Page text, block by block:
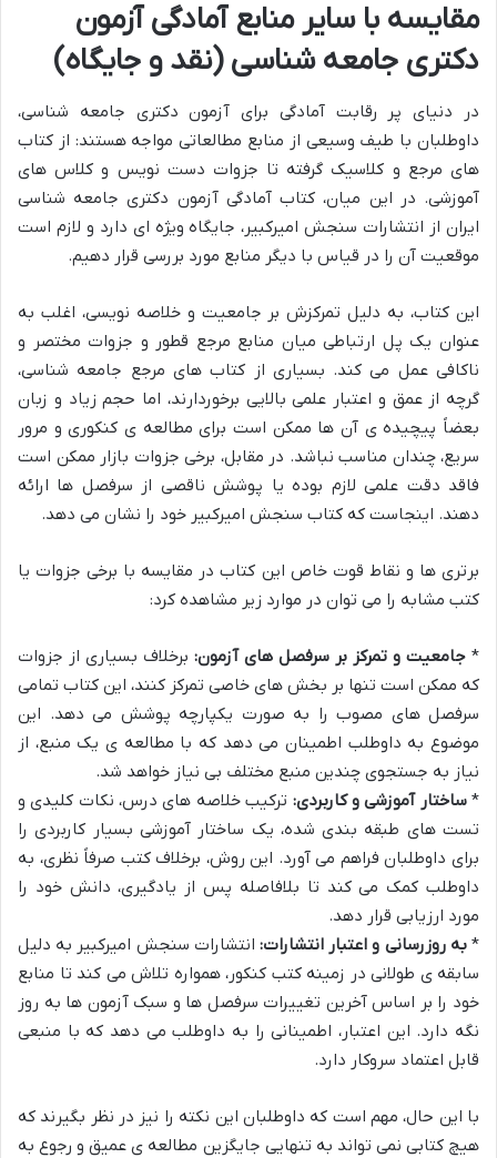
مقایسه با سایر منابع آمادگی آزمون
دکتری جامعه شناسی (نقد و جایگاه)
در دنیای پر رقابت آمادگی برای آزمون دکتری جامعه شناسی،
داوطلبان با طیف وسیعی از منابع مطالعاتی مواجه هستند: از کتاب
های مرجع و کلاسیک گرفته تا جزوات دست نویس و کلاس های
آموزشی. در این میان، کتاب آمادگی آزمون دکتری جامعه شناسی
ایران از انتشارات سنجش امیرکبیر، جایگاه ویژه ای دارد و لازم است
موقعیت آن را در قیاس با دیگر منابع مورد بررسی قرار دهیم.
این کتاب، به دلیل تمرکزش بر جامعیت و خلاصه نویسی، اغلب به
عنوان یک پل ارتباطی میان منابع مرجع قطور و جزوات مختصر و
ناکافی عمل می کند. بسیاری از کتاب های مرجع جامعه شناسی،
گرچه از عمق و اعتبار علمی بالایی برخوردارند، اما حجم زیاد و زبان
بعضاً پیچیده ی آن ها ممکن است برای مطالعه ی کنکوری و مرور
سریع، چندان مناسب نباشد. در مقابل، برخی جزوات بازار ممکن است
فاقد دقت علمی لازم بوده یا پوشش ناقصی از سرفصل ها ارائه
دهند. اینجاست که کتاب سنجش امیرکبیر خود را نشان می دهد.
برتری ها و نقاط قوت خاص این کتاب در مقایسه با برخی جزوات یا
کتب مشابه را می توان در موارد زیر مشاهده کرد:
* جامعیت و تمرکز بر سرفصل های آزمون: برخلاف بسیاری از جزوات
که ممکن است تنها بر بخش های خاصی تمرکز کنند، این کتاب تمامی
سرفصل های مصوب را به صورت یکپارچه پوشش می دهد. این
موضوع به داوطلب اطمینان می دهد که با مطالعه ی یک منبع، از
نیاز به جستجوی چندین منبع مختلف بی نیاز خواهد شد.
*ساختار آموزشی و کاربردی: ترکیب خلاصه های درس، نکات کلیدی و
تست های طبقه بندی شده، یک ساختار آموزشی بسیار کاربردی را
برای داوطلبان فراهم می آورد. این روش، برخلاف کتب صرفاً نظری، به
داوطلب کمک می کند تا بلافاصله پس از یادگیری، دانش خود را
مورد ارزیابی قرار دهد.
*به روزرسانی و اعتبار انتشارات: انتشارات سنجش امیرکبیر به دلیل
سابقه ی طولانی در زمینه کتب کنکور، همواره تلاش می کند تا منابع
خود را بر اساس آخرین تغییرات سرفصل ها و سبک آزمون ها به روز
نگه دارد. این اعتبار، اطمینانی را به داوطلب می دهد که با منبعی
قابل اعتماد سروکار دارد.
با این حال، مهم است که داوطلبان این نکته را نیز در نظر بگیرند که
هیچ کتابی نمی تواند به تنهایی جایگزین مطالعه ی عمیق و رجوع به